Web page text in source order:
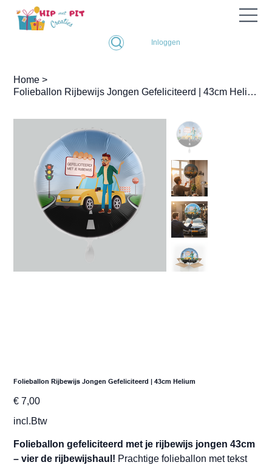
Inloggen
Home >
Folieballon Rijbewijs Jongen Gefeliciteerd | 43cm Helium
Folieballon Rijbewijs Jongen Gefeliciteerd | 43cm Helium
Prijs
€ 7,00
incl.Btw
Folieballon gefeliciteerd met je rijbewijs jongen 43cm
– vier de rijbewijshaul! Prachtige folieballon met tekst